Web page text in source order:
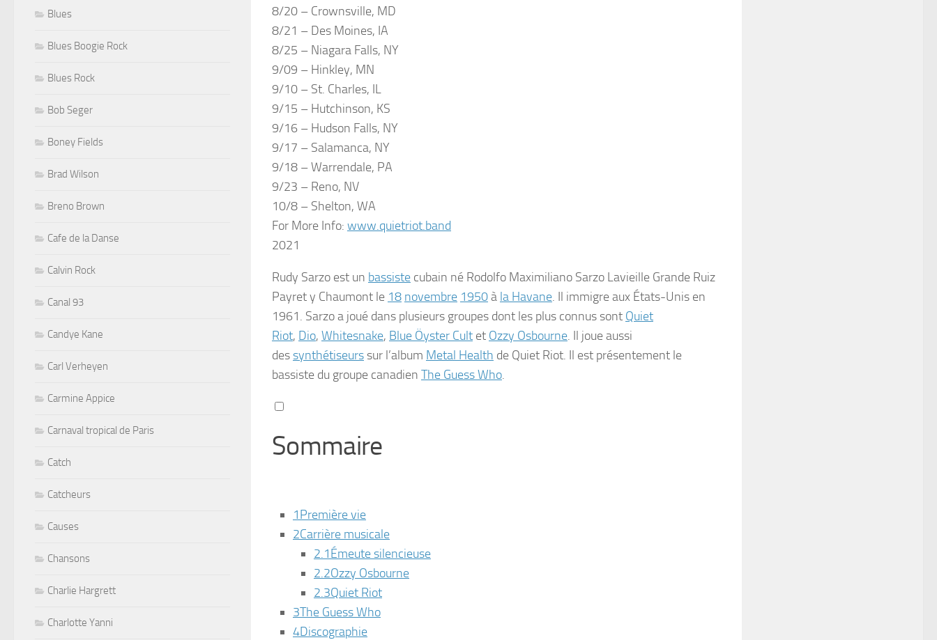
8/20 – Crownsville, MD
8/21 – Des Moines, IA
8/25 – Niagara Falls, NY
9/09 – Hinkley, MN
9/10 – St. Charles, IL
9/15 – Hutchinson, KS
9/16 – Hudson Falls, NY
9/17 – Salamanca, NY
9/18 – Warrendale, PA
9/23 – Reno, NV
10/8 – Shelton, WA
For More Info: www.quietriot.band
2021
Rudy Sarzo est un bassiste cubain né Rodolfo Maximiliano Sarzo Lavieille Grande Ruiz
Payret y Chaumont le 18 novembre 1950à la Havane. Il immigre aux États-Unis en
1961. Sarzo a joué dans plusieurs groupes dont les plus connus sont Quiet
Riot, Dio, Whitesnake, Blue Öyster Cult et Ozzy Osbourne. Il joue aussi
des synthétiseurs sur l’album Metal Health de Quiet Riot. Il est présentement le
bassiste du groupe canadien The Guess Who.
Sommaire
1Première vie
2Carrière musicale
2.1Émeute silencieuse
2.2Ozzy Osbourne
2.3Quiet Riot
3The Guess Who
4Discographie
Blues
Blues Boogie Rock
Blues Rock
Bob Seger
Boney Fields
Brad Wilson
Breno Brown
Cafe de la Danse
Calvin Rock
Canal 93
Candye Kane
Carl Verheyen
Carmine Appice
Carnaval tropical de Paris
Catch
Catcheurs
Causes
Chansons
Charlie Hargrett
Charlotte Yanni